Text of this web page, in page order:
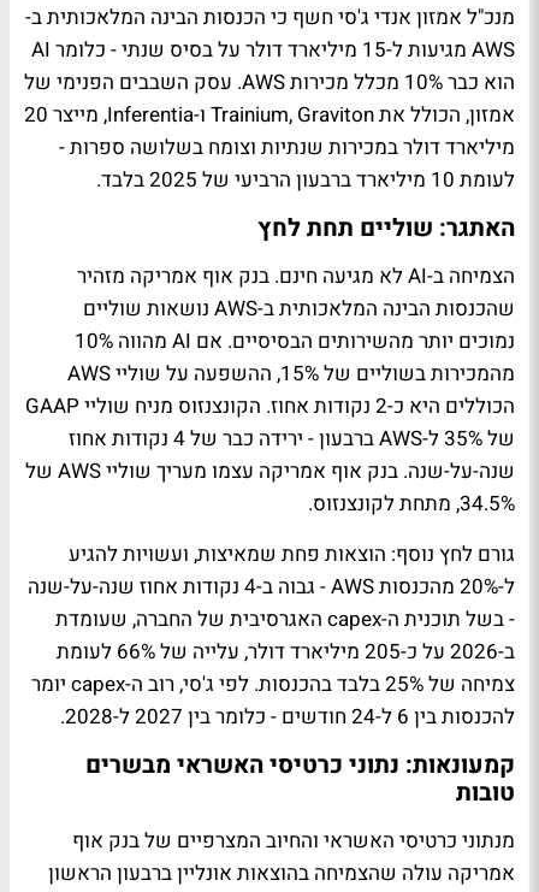
מנכ"ל אמזון אנדי ג'סי חשף כי הכנסות הבינה המלאכותית ב-
AWS מגיעות ל-15 מיליארד דולר על בסיס שנתי - כלומר AI
הוא כבר 10% מכלל מכירות AWS. עסק השבבים הפנימי של
אמזון, הכולל את Trainium, Graviton ו-Inferentia, מייצר 20
מיליארד דולר במכירות שנתיות וצומח בשלושה ספרות -
לעומת 10 מיליארד ברבעון הרביעי של 2025 בלבד.
האתגר: שוליים תחת לחץ
הצמיחה ב-AI לא מגיעה חינם. בנק אוף אמריקה מזהיר
שהכנסות הבינה המלאכותית ב-AWS נושאות שוליים
נמוכים יותר מהשירותים הבסיסיים. אם AI מהווה 10%
מהמכירות בשוליים של 15%, ההשפעה על שוליי AWS
הכוללים היא כ-2 נקודות אחוז. הקונצנזוס מניח שוליי GAAP
של 35% ל-AWS ברבעון - ירידה כבר של 4 נקודות אחוז
שנה-על-שנה. בנק אוף אמריקה עצמו מעריך שוליי AWS של
34.5%, מתחת לקונצנזוס.
גורם לחץ נוסף: הוצאות פחת שמאיצות, ועשויות להגיע
ל-20% מהכנסות AWS - גבוה ב-4 נקודות אחוז שנה-על-שנה
- בשל תוכנית ה-capex האגרסיבית של החברה, שעומדת
ב-2026 על כ-205 מיליארד דולר, עלייה של 66% לעומת
צמיחה של 25% בלבד בהכנסות. לפי ג'סי, רוב ה-capex יומר
להכנסות בין 6 ל-24 חודשים - כלומר בין 2027 ל-2028.
קמעונאות: נתוני כרטיסי האשראי מבשרים
טובות
מנתוני כרטיסי האשראי והחיוב המצרפיים של בנק אוף
אמריקה עולה שהצמיחה בהוצאות אונליין ברבעון הראשון